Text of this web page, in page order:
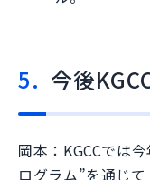
今後
岡本：KGCCでは
ログラム”を通じ